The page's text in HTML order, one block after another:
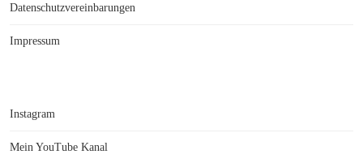
Datenschutzvereinbarungen
Impressum
Instagram
Mein YouTube Kanal